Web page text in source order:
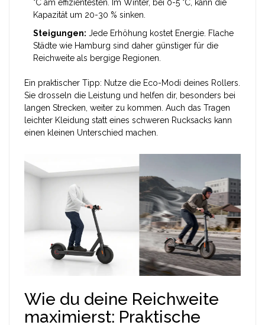
°C am effizientesten. Im Winter, bei 0-5 °C, kann die
Kapazität um 20-30 % sinken.
Steigungen: Jede Erhöhung kostet Energie. Flache
Städte wie Hamburg sind daher günstiger für die
Reichweite als bergige Regionen.
Ein praktischer Tipp: Nutze die Eco-Modi deines Rollers.
Sie drosseln die Leistung und helfen dir, besonders bei
langen Strecken, weiter zu kommen. Auch das Tragen
leichter Kleidung statt eines schweren Rucksacks kann
einen kleinen Unterschied machen.
Wie du deine Reichweite
maximierst: Praktische